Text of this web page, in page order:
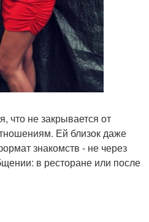
что не закрывается от
Ей близок даже
знакомств - не через
в ресторане или после